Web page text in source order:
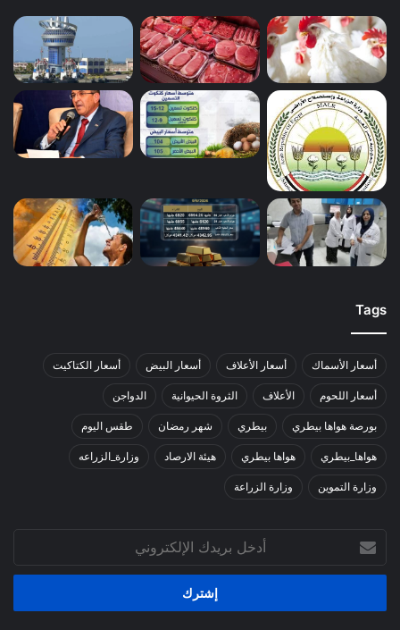
Tags
أسعار الأسماك أسعار الأعلاف أسعار البيض أسعار الكتاكيت
أسعار اللحوم الأعلاف الثروة الحيوانية الدواجن
بورصة هواها بيطري بيطري شهر رمضان طقس اليوم
هواها_بيطري هواها بيطري هيئة الارصاد وزارة_الزراعه
وزارة التموين وزارة الزراعة
بريدك
الإلكتروني